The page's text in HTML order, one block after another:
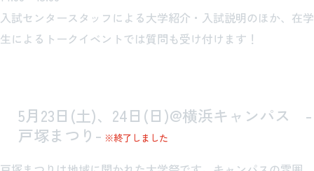
入試センタースタッフによる大学紹介・入試説明のほか、在学
生によるトークイベントでは質問も受け付けます！
5月23日(土)、24日(日)@横浜キャンパス -
戸塚まつり- ※終了しました